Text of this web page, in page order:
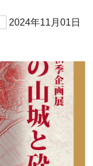
2024年11月01日